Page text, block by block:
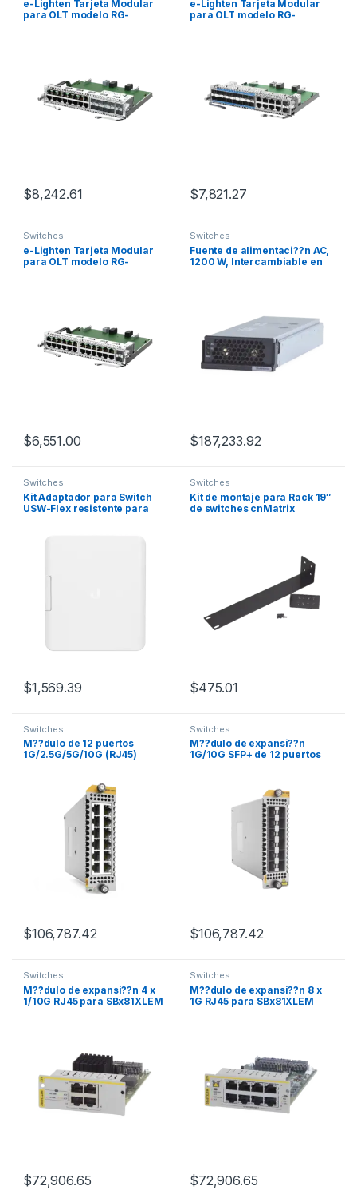
e-Lighten Tarjeta Modular
para OLT modelo RG-
$8,242.61
e-Lighten Tarjeta Modular
para OLT modelo RG-
$7,821.27
Switches
e-Lighten Tarjeta Modular
para OLT modelo RG-
$6,551.00
Switches
Fuente de alimentaci??n AC,
1200 W, Intercambiable en
$187,233.92
Switches
Kit Adaptador para Switch
USW-Flex resistente para
50-60W
$1,569.39
Switches
Kit de montaje para Rack 19″
de switches cnMatrix
$475.01
Switches
M??dulo de 12 puertos
1G/2.5G/5G/10G (RJ45)
$106,787.42
Switches
M??dulo de expansi??n
1G/10G SFP+ de 12 puertos
$106,787.42
Switches
M??dulo de expansi??n 4 x
1/10G RJ45 para SBx81XLEM
$72,906.65
Switches
M??dulo de expansi??n 8 x
1G RJ45 para SBx81XLEM
$72,906.65